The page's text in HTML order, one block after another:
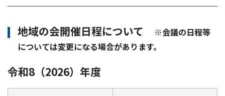
地域の会開催日程について
※会議の日程等
については変更になる場合があります。
令和8（2026）年度